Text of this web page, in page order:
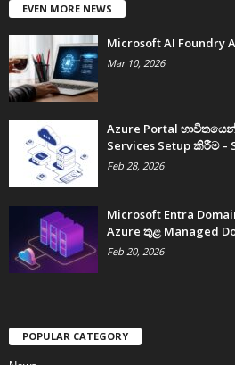
EVEN MORE NEWS
Microsoft AI Foundry
Mar 10, 2026
Azure Portal
Services Setup කිරීම –
Feb 28, 2026
Microsoft Entra
Azure තුළ Managed
Feb 20, 2026
POPULAR CATEGORY